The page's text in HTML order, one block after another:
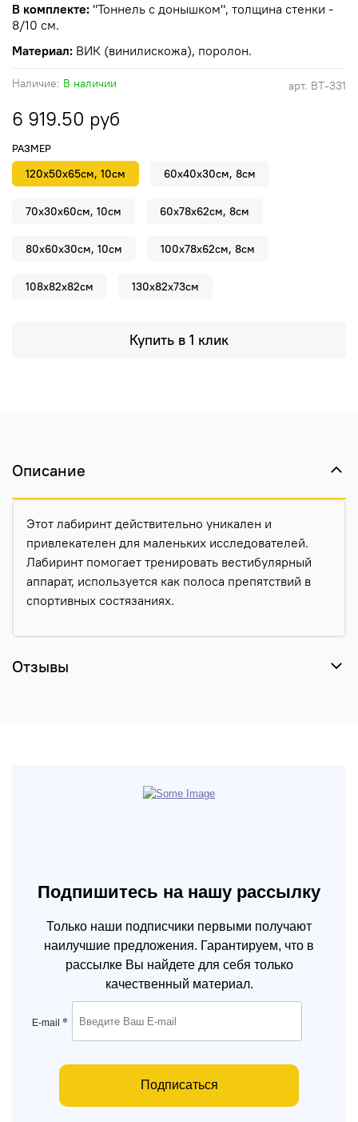
арт. ВТ-331
Наличие: В наличии
6 919.50 руб
Купить в 1 клик
РАЗМЕР
120х50х65см, 10см 60х40х30см, 8см
70х30х60см, 10см 60х78х62см, 8см
80х60х30см, 10см 100х78х62см, 8см
108х82х82см 130х82х73см
В комплекте: "Тоннель с донышком", толщина стенки -
8/10 см.
Материал: ВИК (винилискожа), поролон.
Описание
Этот лабиринт действительно уникален и
привлекателен для маленьких исследователей.
Лабиринт помогает тренировать вестибулярный
аппарат, используется как полоса препятствий в
спортивных состязаниях.
Отзывы
Подпишитесь на нашу рассылку
Только наши подписчики первыми получают
наилучшие предложения. Гарантируем, что в
рассылке Вы найдете для себя только
качественный материал.
E-mail *
Подписаться